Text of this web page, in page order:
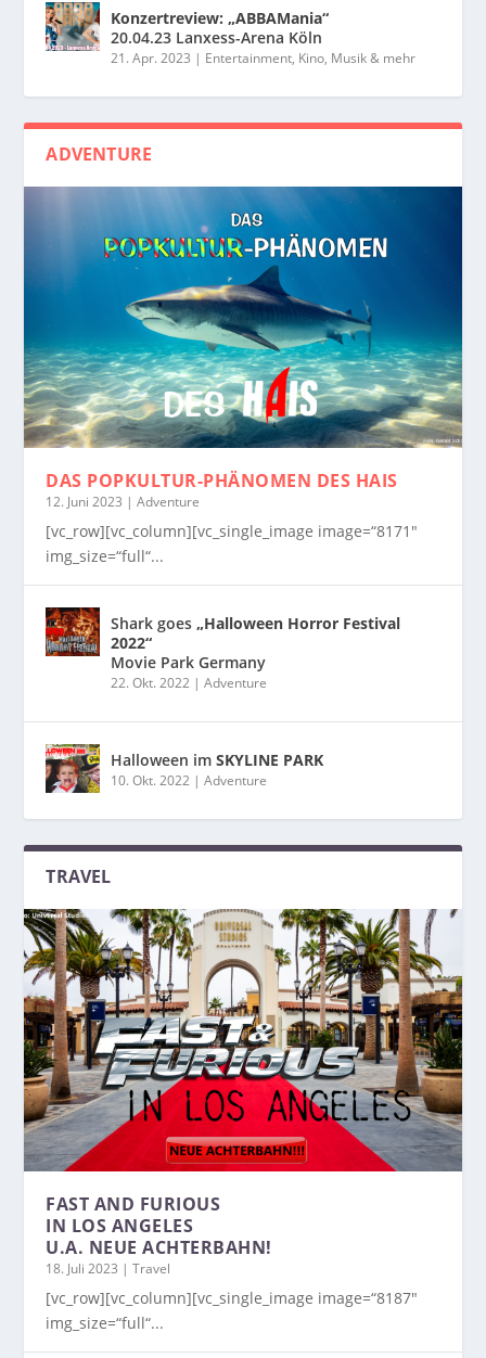
Konzertreview: „ABBAMania“
20.04.23 Lanxess-Arena Köln
21. Apr. 2023 | Entertainment, Kino, Musik & mehr
ADVENTURE
DAS POPKULTUR-PHÄNOMEN DES HAIS
12. Juni 2023 |Adventure
[vc_row][vc_column][vc_single_image image=“8171″
img_size=“full“...
Shark goes„Halloween Horror Festival
2022“
Movie Park Germany
22. Okt. 2022 |Adventure
Halloween imSKYLINE PARK
10. Okt. 2022 |Adventure
TRAVEL
FAST AND FURIOUS
IN LOS ANGELES
U.A. NEUE ACHTERBAHN!
18. Juli 2023 |Travel
[vc_row][vc_column][vc_single_image image=“8187″
img_size=“full“...